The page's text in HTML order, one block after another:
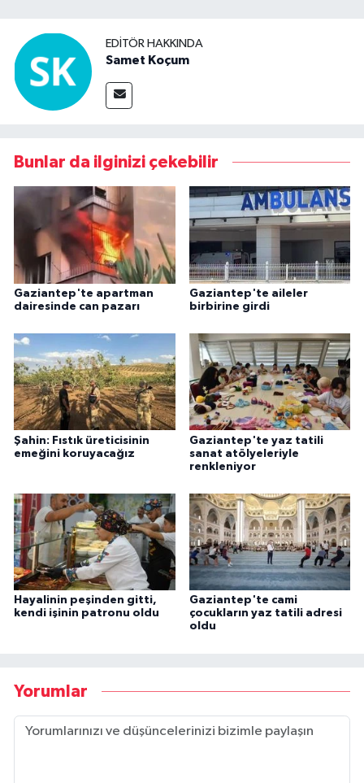
EDITÖR HAKKINDA
Samet Koçum
Bunlar da ilginizi çekebilir
Gaziantep'te apartman
dairesinde can pazarı
Gaziantep'te aileler
birbirine girdi
Şahin: Fıstık üreticisinin
emeğini koruyacağız
Gaziantep'te yaz tatili
sanat atölyeleriyle
renkleniyor
Hayalinin peşinden gitti,
kendi işinin patronu oldu
Gaziantep'te cami
çocukların yaz tatili adresi
oldu
Yorumlar